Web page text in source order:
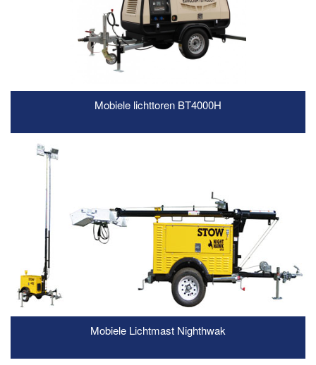
Mobiele lichttoren BT4000H
Mobiele Lichtmast Nighthwak